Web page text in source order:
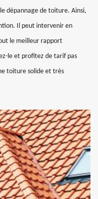
dépannage de toiture. Ainsi,
Il peut intervenir en
le meilleur rapport
le et profitez de tarif pas
toiture solide et très